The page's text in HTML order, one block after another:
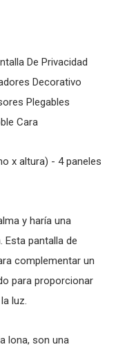
De Privacidad
Decorativo
Plegables
Cara
x altura) - 4 paneles
y haría una
Esta pantalla de
complementar un
para proporcionar
luz.
lona, son una